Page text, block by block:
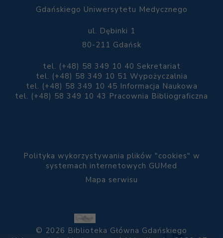
Gdańskiego Uniwersytetu Medycznego
ul. Dębinki 1
80-211 Gdańsk
tel. (+48) 58 349 10 40 Sekretariat
tel. (+48) 58 349 10 51 Wypożyczalnia
tel. (+48) 58 349 10 45 Informacja Naukowa
tel. (+48) 58 349 10 43 Pracownia Bibliograficzna
Polityka wykorzystywania plików "cookies" w
systemach internetowych GUMed
Mapa serwisu
© 2026 Biblioteka Główna Gdańskiego